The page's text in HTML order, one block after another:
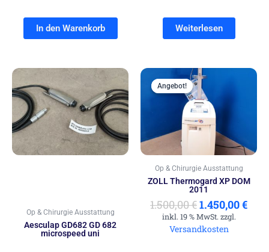
In den Warenkorb Weiterlesen
Op & Chirurgie Ausstattung
Aesculap GD682 GD 682
microspeed uni
Angebot!
Angebot!
Op & Chirurgie Ausstattung
ZOLL Thermogard XP DOM
2011
1.500,00€
Preis
war:
1.500,00 €
1.450,00€
inkl. 19 % MwSt. zzgl.
Versandkosten